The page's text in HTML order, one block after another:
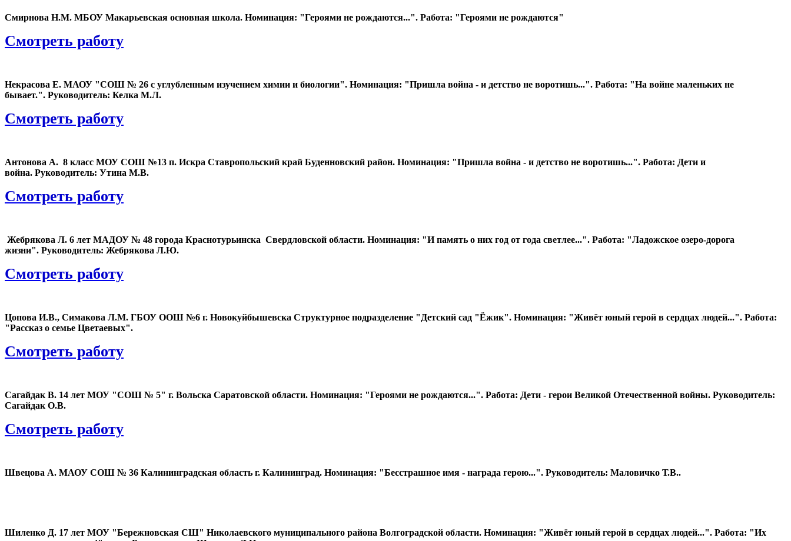
Смирнова Н.М. МБОУ Макарьевская основная школа. Номинация: "Героями не рождаются...". Работа: ​"Героями не рождаются"
Смотреть работу
Некрасова Е. МАОУ "СОШ № 26 с углубленным изучением химии и биологии". Номинация: ​"Пришла война - и детство не воротишь...". Работа: "На войне маленьких не
бывает.". Руководитель: ​Келка М.Л.
Смотреть работу
Антонова А. 8 класс МОУ СОШ №13 п. Искра Ставропольский край Буденновский район. Номинация: ​"Пришла война - и детство не воротишь...". Работа: Дети и
война. Руководитель: ​Утина М.В.
Смотреть работу
Жебрякова Л. 6 лет МАДОУ № 48 города Краснотурьинска Свердловской области. Номинация: ​"И память о них год от года светлее...". Работа: "Ладожское озеро-дорога
жизни". Руководитель: ​Жебрякова Л.Ю.
Смотреть работу
Цопова И.В., Симакова Л.М. ГБОУ ООШ №6 г. Новокуйбышевска Структурное подразделение "Детский сад "Ёжик". Номинация: ​"Живёт юный герой в сердцах людей...". Работа:
"Рассказ о семье Цветаевых".
Смотреть работу
Сагайдак В. 14 лет МОУ "СОШ № 5" г. Вольска Саратовской области. Номинация: "Героями не рождаются...". Работа: Дети - герои Великой Отечественной войны. Руководитель: ​
Сагайдак О.В.
Смотреть работу
Швецова А. МАОУ СОШ № 36 Калининградская область г. Калининград. Номинация: "Бесстрашное имя - награда герою...". Руководитель: ​Маловичко Т.В..
Шиленко Д. 17 лет МОУ "Бережновская СШ" Николаевского муниципального района Волгоградской области. Номинация: "Живёт юный герой в сердцах людей...". Работа: "Их